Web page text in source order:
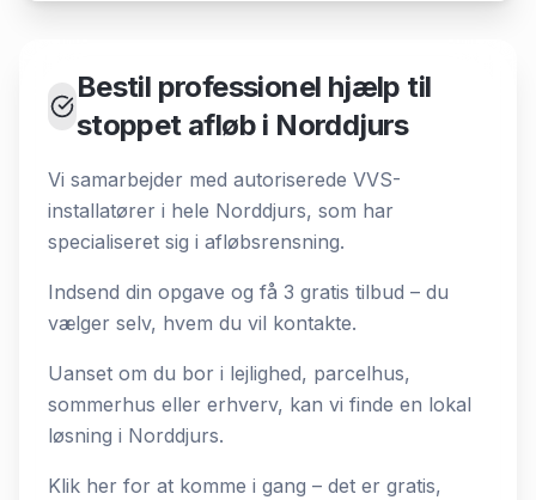
Bestil professionel hjælp til
stoppet afløb i Norddjurs
Vi samarbejder med autoriserede VVS-
installatører i hele Norddjurs, som har
specialiseret sig i afløbsrensning.
Indsend din opgave og få 3 gratis tilbud – du
vælger selv, hvem du vil kontakte.
Uanset om du bor i lejlighed, parcelhus,
sommerhus eller erhverv, kan vi finde en lokal
løsning i Norddjurs.
Klik her for at komme i gang – det er gratis,